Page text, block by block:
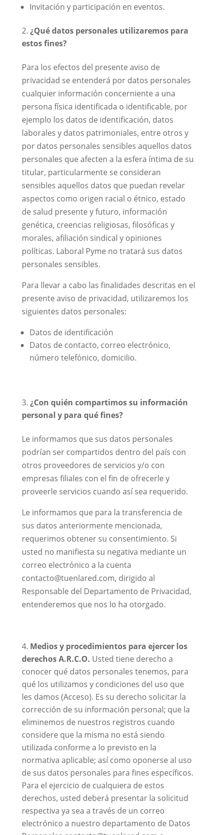
Invitación y participación en eventos.
¿Qué datos personales utilizaremos para
estos fines?
Para los efectos del presente aviso de
privacidad se entenderá por datos personales
cualquier información concerniente a una
persona física identificada o identificable, por
ejemplo los datos de identificación, datos
laborales y datos patrimoniales, entre otros y
por datos personales sensibles aquellos datos
personales que afecten a la esfera íntima de su
titular, particularmente se consideran
sensibles aquellos datos que puedan revelar
aspectos como origen racial o étnico, estado
de salud presente y futuro, información
genética, creencias religiosas, filosóficas y
morales, afiliación sindical y opiniones
políticas. Laboral Pyme no tratará sus datos
personales sensibles.
Para llevar a cabo las finalidades descritas en el
presente aviso de privacidad, utilizaremos los
siguientes datos personales:
Datos de identificación
Datos de contacto, correo electrónico,
número telefónico, domicilio.
¿Con quién compartimos su información
personal y para qué fines?
Le informamos que sus datos personales
podrían ser compartidos dentro del país con
otros proveedores de servicios y/o con
empresas filiales con el fin de ofrecerle y
proveerle servicios cuando así sea requerido.
Le informamos que para la transferencia de
sus datos anteriormente mencionada,
requerimos obtener su consentimiento. Si
usted no manifiesta su negativa mediante un
correo electrónico a la cuenta
contacto@tuenlared.com, dirigido al
Responsable del Departamento de Privacidad,
entenderemos que nos lo ha otorgado.
Medios y procedimientos para ejercer los
derechos A.R.C.O. Usted tiene derecho a
conocer qué datos personales tenemos, para
qué los utilizamos y condiciones del uso que
les damos (Acceso). Es su derecho solicitar la
corrección de su información personal; que la
eliminemos de nuestros registros cuando
considere que la misma no está siendo
utilizada conforme a lo previsto en la
normativa aplicable; así como oponerse al uso
de sus datos personales para fines específicos.
Para el ejercicio de cualquiera de estos
derechos, usted deberá presentar la solicitud
respectiva ya sea a través de un correo
electrónico a nuestro departamento de Datos